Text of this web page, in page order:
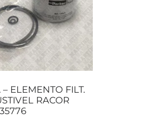
– ELEMENTO FILT.
RACOR